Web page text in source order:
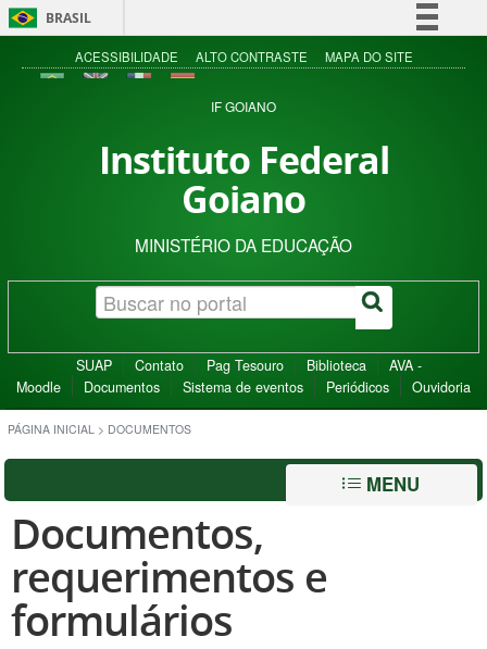
BRASIL
Simplifique!
Acesso à informação
ACESSIBILIDADE ALTO CONTRASTE MAPA DO SITE
IF GOIANO
Instituto Federal
Goiano
MINISTÉRIO DA EDUCAÇÃO
SUAP Contato Pag Tesouro Biblioteca
AVA -
Moodle
Documentos Sistema de eventos Periódicos Ouvidoria
PÁGINA INICIAL > DOCUMENTOS
MENU
Documentos,
requerimentos e
formulários